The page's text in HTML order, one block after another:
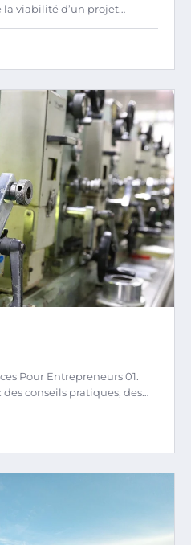
viabilité d’un projet…
Pour Entrepreneurs 01.
conseils pratiques, des…